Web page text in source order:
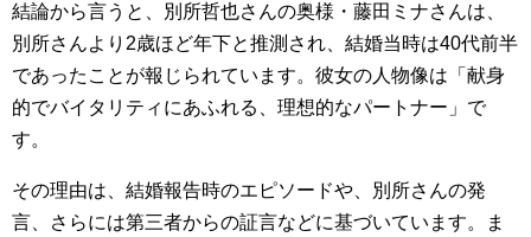
結論から言うと、別所哲也さんの奥様・藤田ミナさんは、
別所さんより2歳ほど年下と推測され、結婚当時は40代前半
であったことが報じられています。彼女の人物像は「献身
的でバイタリティにあふれる、理想的なパートナー」で
す。
その理由は、結婚報告時のエピソードや、別所さんの発
言、さらには第三者からの証言などに基づいています。ま